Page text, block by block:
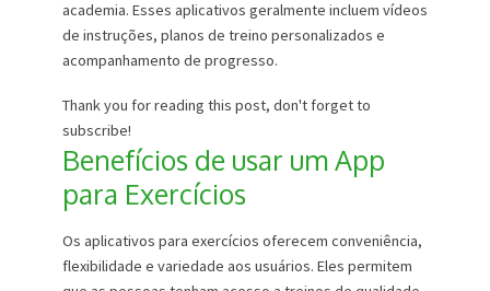
academia. Esses aplicativos geralmente incluem vídeos
de instruções, planos de treino personalizados e
acompanhamento de progresso.
Thank you for reading this post, don't forget to
subscribe!
Benefícios de usar um App
para Exercícios
Os aplicativos para exercícios oferecem conveniência,
flexibilidade e variedade aos usuários. Eles permitem